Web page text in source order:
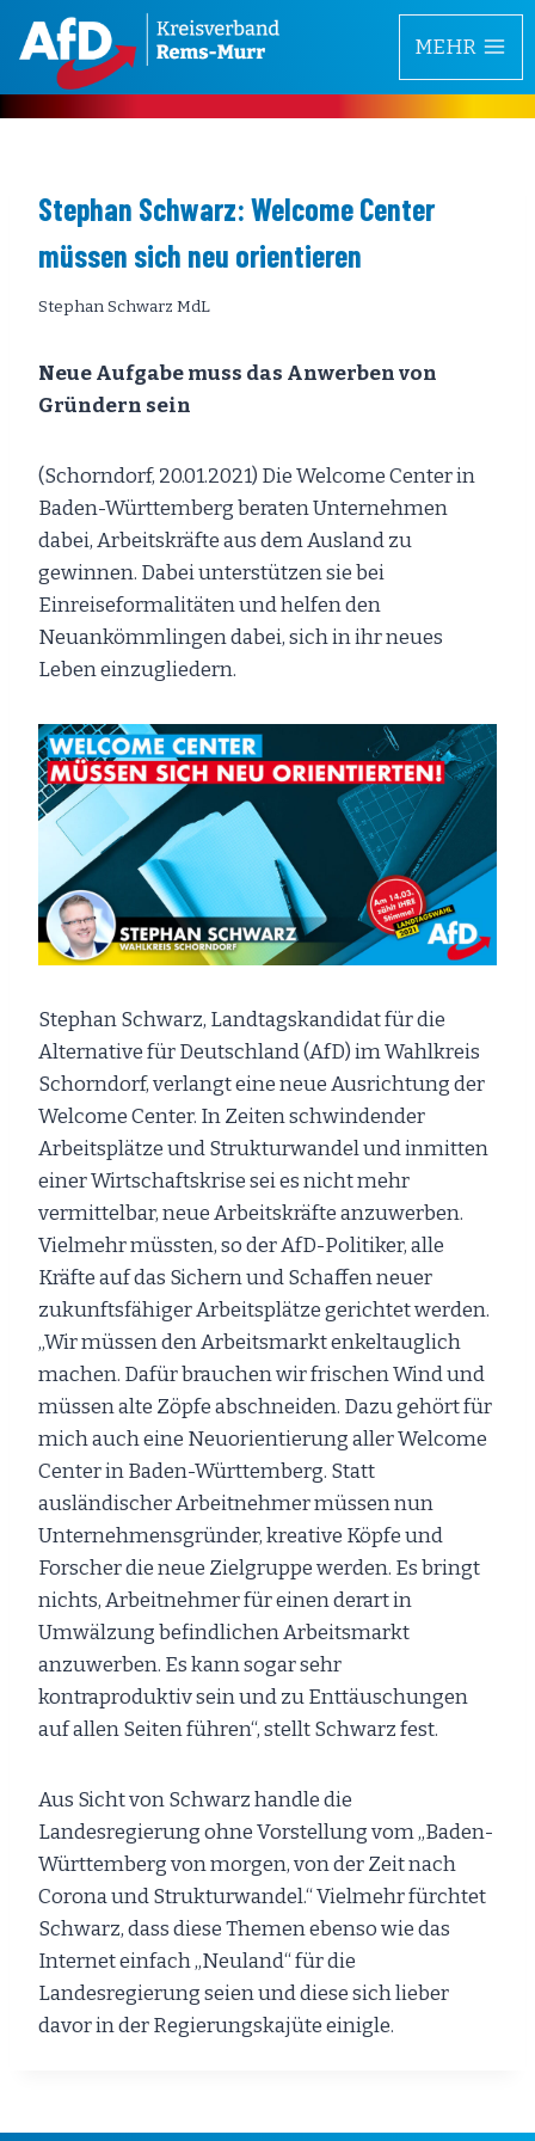
Inhalt
springen
MEHR
Stephan Schwarz: Welcome Center
müssen sich neu orientieren
Stephan Schwarz MdL
Neue Aufgabe muss das Anwerben von
Gründern sein
(Schorndorf, 20.01.2021) Die Welcome Center in
Baden-Württemberg beraten Unternehmen
dabei, Arbeitskräfte aus dem Ausland zu
gewinnen. Dabei unterstützen sie bei
Einreiseformalitäten und helfen den
Neuankömmlingen dabei, sich in ihr neues
Leben einzugliedern.
Stephan Schwarz, Landtagskandidat für die
Alternative für Deutschland (AfD) im Wahlkreis
Schorndorf, verlangt eine neue Ausrichtung der
Welcome Center. In Zeiten schwindender
Arbeitsplätze und Strukturwandel und inmitten
einer Wirtschaftskrise sei es nicht mehr
vermittelbar, neue Arbeitskräfte anzuwerben.
Vielmehr müssten, so der AfD-Politiker, alle
Kräfte auf das Sichern und Schaffen neuer
zukunftsfähiger Arbeitsplätze gerichtet werden.
„Wir müssen den Arbeitsmarkt enkeltauglich
machen. Dafür brauchen wir frischen Wind und
müssen alte Zöpfe abschneiden. Dazu gehört für
mich auch eine Neuorientierung aller Welcome
Center in Baden-Württemberg. Statt
ausländischer Arbeitnehmer müssen nun
Unternehmensgründer, kreative Köpfe und
Forscher die neue Zielgruppe werden. Es bringt
nichts, Arbeitnehmer für einen derart in
Umwälzung befindlichen Arbeitsmarkt
anzuwerben. Es kann sogar sehr
kontraproduktiv sein und zu Enttäuschungen
auf allen Seiten führen“, stellt Schwarz fest.
Aus Sicht von Schwarz handle die
Landesregierung ohne Vorstellung vom „Baden-
Württemberg von morgen, von der Zeit nach
Corona und Strukturwandel.“ Vielmehr fürchtet
Schwarz, dass diese Themen ebenso wie das
Internet einfach „Neuland“ für die
Landesregierung seien und diese sich lieber
davor in der Regierungskajüte einigle.